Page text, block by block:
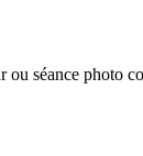
séance photo